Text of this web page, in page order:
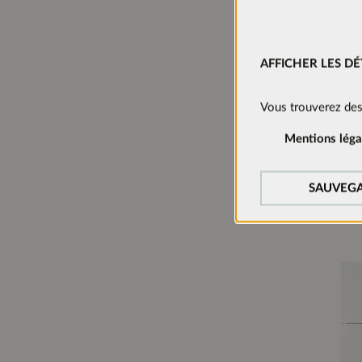
AFFICHER LES
Cookies
Afin d’améliorer
nous utilisons
Vous trouverez
Mentions